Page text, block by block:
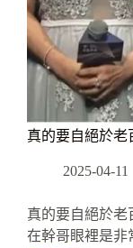
真的要自絕於老
2025-04-11
真的要自絕於老
在幹哥眼裡是